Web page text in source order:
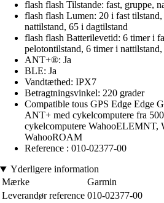
flash flash Tilstande: fast, gruppe,
flash flash Lumen: 20 i fast
nattilstand, 65 i dagtilstand
flash flash Batterilevetid: 6 timer i
pelotontilstand, 6 timer i
ANT+®: Ja
BLE: Ja
Vandtæthed: IPX7
Betragtningsvinkel: 220 grader
Compatible tous GPS Edge Edge
ANT+ med cykelcomputere fra
cykelcomputere WahooELEMNT,
WahooROAM
Reference : 010-02377-00
Yderligere information
Mærke
Garmin
Leverandør reference 010-02377-00